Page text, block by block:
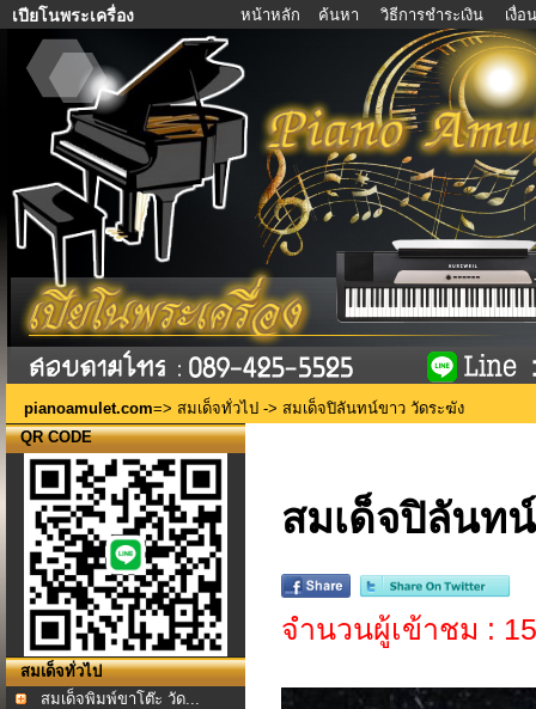
เปียโนพระเครื่อง หน้าหลัก ค้นหา วิธีการชำระเงิน เงื่
pianoamulet.com=> สมเด็จทั่วไป -> สมเด็จปิลันทน์ขาว วัดระฆัง
QR CODE
สมเด็จทั่วไป
สมเด็จพิมพ์ขาโต๊ะ วัด...
สมเด็จปิลันท
จำนวนผู้เข้าชม :